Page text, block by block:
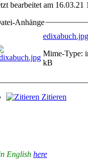
bearbeitet am 16.03.21
Anhänge
edixabuch.jpg
Mime-Type:
kB
Zitieren
English here